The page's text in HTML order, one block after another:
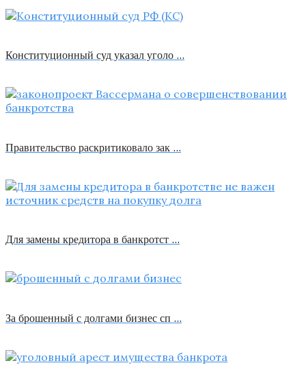
Конституционный суд указал уголо …
Правительство раскритиковало зак …
Для замены кредитора в банкротст …
За брошенный с долгами бизнес сп …